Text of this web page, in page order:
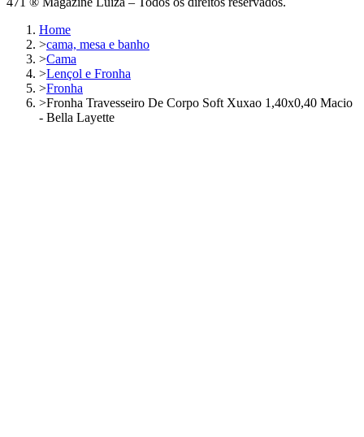
Home
>cama, mesa e banho
>Cama
>Lençol e Fronha
>Fronha
>Fronha Travesseiro De Corpo Soft Xuxao 1,40x0,40 Macio
- Bella Layette